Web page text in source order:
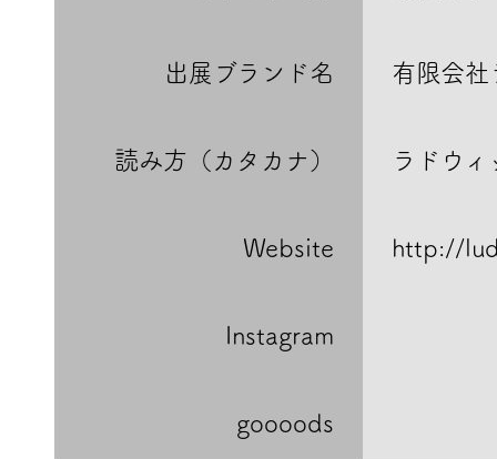
出展ブランド名 有限会社
読み方（カタカナ） ラドウィ
Website http://
Instagram
goooods